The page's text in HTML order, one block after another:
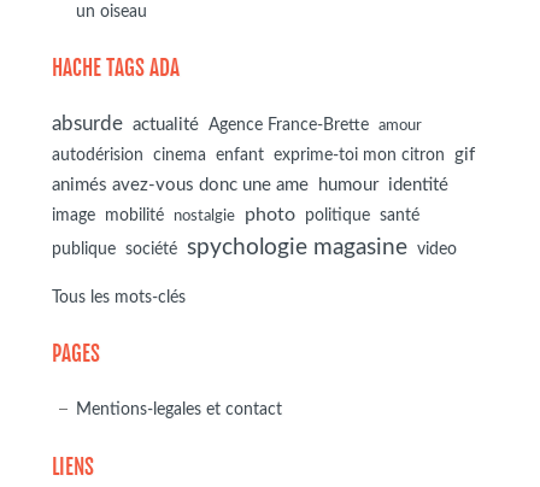
un oiseau
HACHE TAGS ADA
absurde actualité Agence France-Brette amour
autodérision cinema enfant exprime-toi mon citron
gif
animés avez-vous donc une ame
humour identité
image mobilité nostalgie photo politique
santé
publique
société spychologie magasine video
Tous les mots-clés
PAGES
Mentions-legales et contact
LIENS